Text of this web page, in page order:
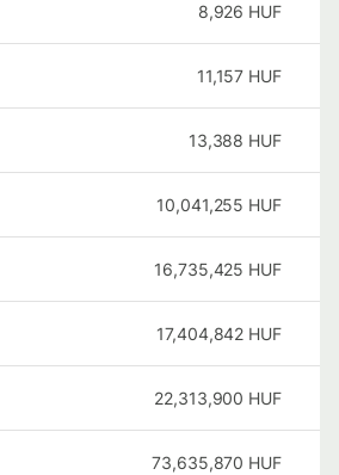
8,926 HUF
11,157 HUF
13,388 HUF
10,041,255 HUF
16,735,425 HUF
17,404,842 HUF
22,313,900 HUF
73,635,870 HUF